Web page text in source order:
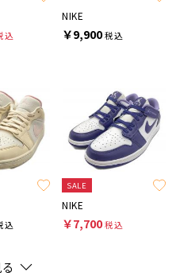
込
NIKE
￥9,900税込
込
SALE
NIKE
￥7,700税込